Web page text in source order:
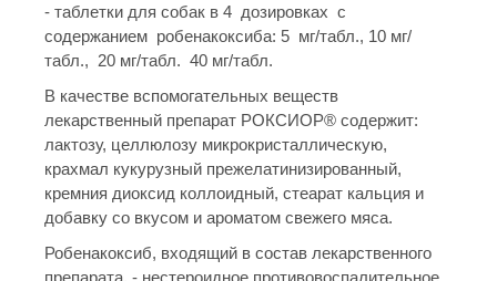
- таблетки для собак в 4 дозировках с
содержанием робенакоксиба: 5 мг/табл., 10 мг/
табл., 20 мг/табл. 40 мг/табл.
В качестве вспомогательных веществ
лекарственный препарат РОКСИОР® содержит:
лактозу, целлюлозу микрокристаллическую,
крахмал кукурузный прежелатинизированный,
кремния диоксид коллоидный, стеарат кальция и
добавку со вкусом и ароматом свежего мяса.
Робенакоксиб, входящий в состав лекарственного
препарата, - нестероидное противовоспалительное